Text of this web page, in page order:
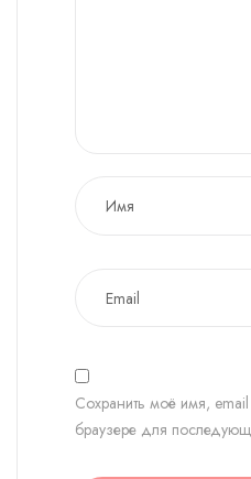
Сохранить моё имя,
браузере для